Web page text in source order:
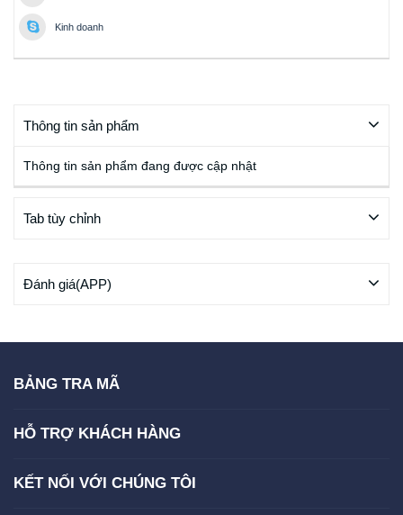
Kinh doanh
Thông tin sản phẩm
Thông tin sản phẩm đang được cập nhật
Tab tùy chỉnh
Đánh giá(APP)
BẢNG TRA MÃ
HỖ TRỢ KHÁCH HÀNG
KẾT NỐI VỚI CHÚNG TÔI